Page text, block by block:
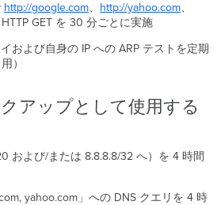
http://google.com、 http://yahoo.com、
GET を 30 分ごとに実施
および自身の IP への ARP テストを定期
）
アップとして使用する
および/または 8.8.8.8/32 へ）を 4 時間
yahoo.com」への DNS クエリを 4 時